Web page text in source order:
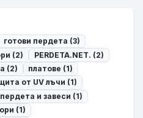
готови пердета (3)
(2)
PERDETA.NET. (2)
(2)
платове (1)
от UV лъчи (1)
и завеси (1)
(1)